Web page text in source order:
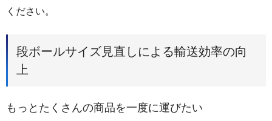
ください。
段ボールサイズ見直しによる輸送効率の向
上
もっとたくさんの商品を一度に運びたい